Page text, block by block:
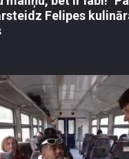
Felipes